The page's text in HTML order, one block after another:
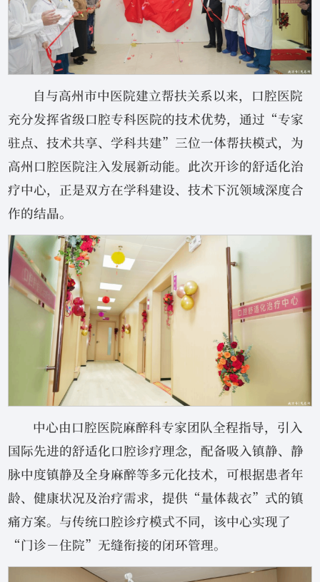
自与高州市中医院建立帮扶关系以来，口腔医院
充分发挥省级口腔专科医院的技术优势，通过“专家
驻点、技术共享、学科共建”三位一体帮扶模式，为
高州口腔医院注入发展新动能。此次开诊的舒适化治
疗中心，正是双方在学科建设、技术下沉领域深度合
作的结晶。
中心由口腔医院麻醉科专家团队全程指导，引入
国际先进的舒适化口腔诊疗理念，配备吸入镇静、静
脉中度镇静及全身麻醉等多元化技术，可根据患者年
龄、健康状况及治疗需求，提供“量体裁衣”式的镇
痛方案。与传统口腔诊疗模式不同，该中心实现了
“门诊－住院”无缝衔接的闭环管理。